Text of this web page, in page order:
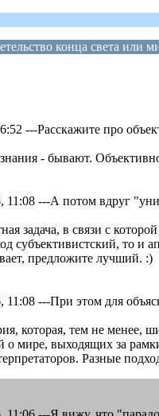
конца света или
---Расскажите про
- бывают.
11:08 ---А потом вдруг
задача, в связи с
субъективистский, то
предложите лучший. :)
11:08 ---При этом для
которая, тем не менее,
о мире, выходящих за
Разные